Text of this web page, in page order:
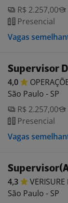
R$ 2.257,00
Presencial
Vagas
Supervisor
4,0
São Paulo - SP
R$ 2.257,00
Presencial
Vagas
4,3 VERISURE
São Paulo - SP